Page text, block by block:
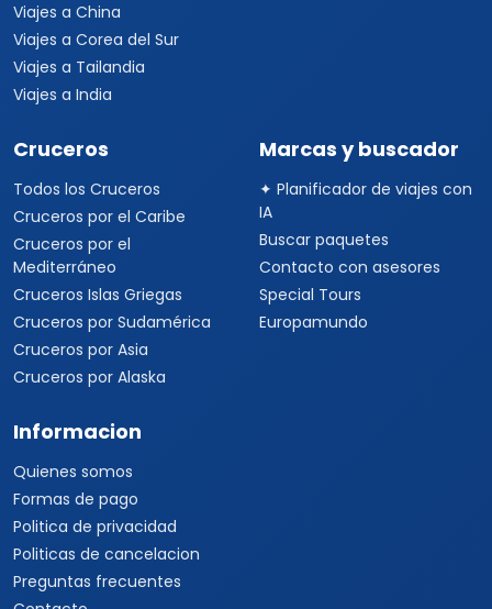
Viajes a China
Viajes a Corea del Sur
Viajes a Tailandia
Viajes a India
Cruceros
Todos los Cruceros
Cruceros por el Caribe
Cruceros por el
Mediterráneo
Cruceros Islas Griegas
Cruceros por Sudamérica
Cruceros por Asia
Cruceros por Alaska
Marcas y buscador
✦ Planificador de viajes con
IA
Buscar paquetes
Contacto con asesores
Special Tours
Europamundo
Informacion
Quienes somos
Formas de pago
Politica de privacidad
Politicas de cancelacion
Preguntas frecuentes